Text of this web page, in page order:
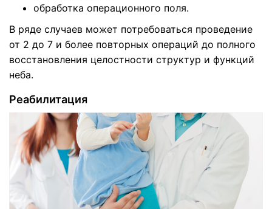
обработка операционного поля.
В ряде случаев может потребоваться проведение
от 2 до 7 и более повторных операций до полного
восстановления целостности структур и функций
неба.
Реабилитация